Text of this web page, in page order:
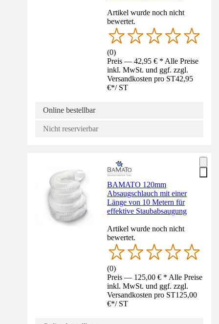
Artikel wurde noch nicht
bewertet.
(0)
Preis — 42,95 € * Alle Preise
inkl. MwSt. und ggf. zzgl.
Versandkosten pro ST42,95
€*/ ST
Online bestellbar
Nicht reservierbar
BAMATO 120mm
Absaugschlauch mit einer
Länge von 10 Metern für
effektive Staubabsaugung
Artikel wurde noch nicht
bewertet.
(0)
Preis — 125,00 € * Alle Preise
inkl. MwSt. und ggf. zzgl.
Versandkosten pro ST125,00
€*/ ST